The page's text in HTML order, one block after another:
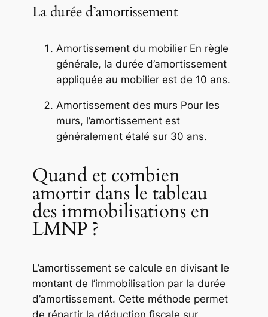
La durée d’amortissement
Amortissement du mobilier En règle
générale, la durée d’amortissement
appliquée au mobilier est de 10 ans.
Amortissement des murs Pour les
murs, l’amortissement est
généralement étalé sur 30 ans.
Quand et combien
amortir dans le tableau
des immobilisations en
LMNP ?
L’amortissement se calcule en divisant le
montant de l’immobilisation par la durée
d’amortissement. Cette méthode permet
de répartir la déduction fiscale sur